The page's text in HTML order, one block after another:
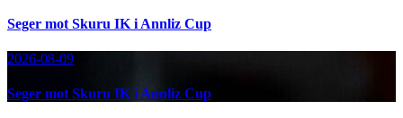
Seger mot Skuru IK i Annliz Cup
2026-08-09
Seger mot Skuru IK i Annliz Cup